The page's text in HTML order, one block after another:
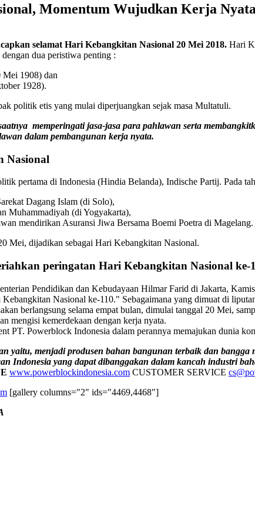
Momentum Wujudkan Kerja Nyata
selamat Hari Kebangkitan Nasional 20 Mei 2018. Hari
dua peristiwa penting :
1908) dan
1928).
politik etis yang mulai diperjuangkan sejak masa Multatuli.
memperingati jasa-jasa para pahlawan serta
dalam pembangunan kerja nyata.
Nasional
pertama di Indonesia (Hindia Belanda), Indische Partij. Pada
Dagang Islam (di Solo),
Muhammadiyah (di Yogyakarta),
mendirikan Asuransi Jiwa Bersama Boemi Poetra di Magelang.
Mei, dijadikan sebagai Hari Kebangkitan Nasional.
peringatan Hari Kebangkitan Nasional ke-
Pendidikan dan Kebudayaan Hilmar Farid di Jakarta,
Nasional ke-110." Sebagaimana yang dimuat di
berlangsung selama empat bulan, dimulai tanggal 20 Mei,
mengisi kemerdekaan dengan kerja nyata.
PT. Powerblock Indonesia dalam perannya memajukan dunia
yaitu, menjadi produsen bahan bangunan terbaik dan
Indonesia yang dapat dibanggakan dalam kancah industri
www.powerblockindonesia.com CUSTOMER SERVICE
[gallery columns="2" ids="4469,4468"]